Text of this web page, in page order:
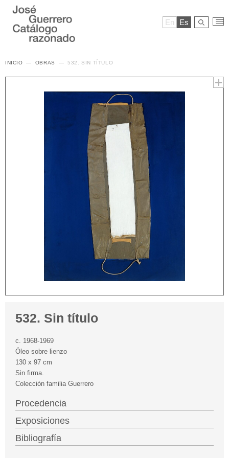
En Es
INICIO OBRAS 532. SIN TÍTULO
532. Sin título
c. 1968-1969
Óleo sobre lienzo
130 x 97 cm
Sin firma.
Colección familia Guerrero
Procedencia
Exposiciones
Bibliografía